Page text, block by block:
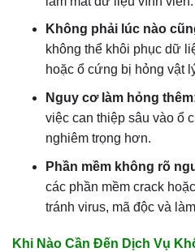
Không phải lúc nào
không thể khôi phục dữ
hoặc ổ cứng bị hỏng vật
Nguy cơ làm hỏng
việc can thiệp sâu vào ổ
nghiêm trọng hơn.
Phần mềm không rõ
các phần mềm crack
tránh virus, mã độc và
Khi Nào Cần Đến Dịch Vụ